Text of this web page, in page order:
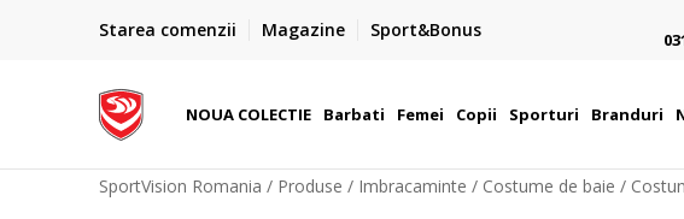
Starea comenzii Magazine Sport&Bonus
Plateste cu cardul in siguranta prin WSPay - Visa, MasterCard,
NOUA COLECTIE Barbati Femei Copii Sporturi Branduri
SportVision Romania Produse Imbracaminte Costume de baie